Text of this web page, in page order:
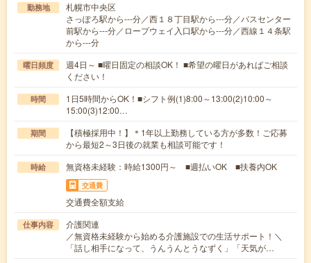
勤務地
札幌市中央区
さっぽろ駅から---分／西１８丁目駅から---分／バスセンター
前駅から---分／ロープウェイ入口駅から---分／西線１４条駅
から---分
曜日頻度
週4日～ ■曜日固定の相談OK！ ■希望の曜日があればご相談
ください！
時間
1日5時間からOK！■シフト例(1)8:00～13:00(2)10:00～
15:00(3)12:00…
期間
【積極採用中！】＊1年以上勤務している方が多数！ご応募
から最短2～3日後の就業も相談可能です！
時給 無資格未経験：時給1300円～ ■週払いOK ■扶養内OK
交通費
交通費全額支給
仕事内容
介護関連
／無資格未経験から始める介護施設での生活サポート！＼
「話し相手になって、うんうんとうなずく」「天気が…